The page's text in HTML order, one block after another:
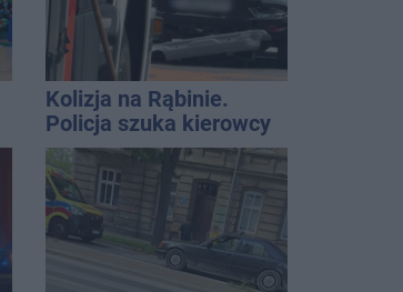
Kolizja na Rąbinie.
Policja szuka kierowcy
Golfa